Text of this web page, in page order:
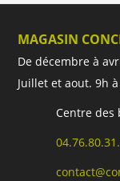
MAGASIN
De décembre à
Juillet et aout. 9h
Centre des